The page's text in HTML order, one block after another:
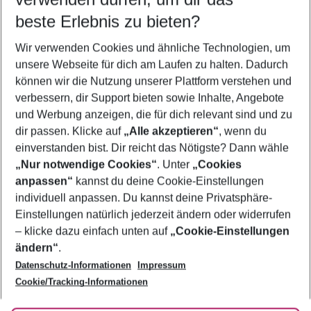
5-8 Nächte
2 Erwachsene Keine Kinder
Mehr Filter anzeigen
Footer
Footer navigation
Über uns
AGB
Bestpreisgarantie
Cookie-Einstellungen ändern
Cookie-Richtlinie
Agenturbetreuung
Barrierefreies Reisen
Folge uns
beste Erlebnis zu bieten?
Wir verwenden Cookies und ähnliche Technologien, um
unsere Webseite für dich am Laufen zu halten. Dadurch
können wir die Nutzung unserer Plattform verstehen und
verbessern, dir Support bieten sowie Inhalte, Angebote
und Werbung anzeigen, die für dich relevant sind und zu
dir passen. Klicke auf „Alle akzeptieren“, wenn du
einverstanden bist. Dir reicht das Nötigste? Dann wähle
„Nur notwendige Cookies“. Unter „Cookies
anpassen“ kannst du deine Cookie-Einstellungen
individuell anpassen. Du kannst deine Privatsphäre-
Einstellungen natürlich jederzeit ändern oder widerrufen
– klicke dazu einfach unten auf „Cookie-Einstellungen
ändern“.
Datenschutz-Informationen
Impressum
Cookie/Tracking-Informationen